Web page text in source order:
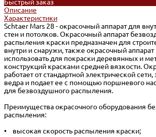
Быстрый заказ
Описание
Характеристики
Schtaer Mars 28 - окрасочный аппарат для
стен и потолков. Окрасочный аппарат
распыления краски предназначен для
внутри и снаружи, также окрасочный
использовать для покраски деревянных и
конструкций красками средней вязкости.
работает от стандартной электрической сети,
ведра и подает ее с помощью поршневого
для безвоздушного распыления.
Преимущества окрасочного оборудования
распыления:
• высокая скорость распыления краски;